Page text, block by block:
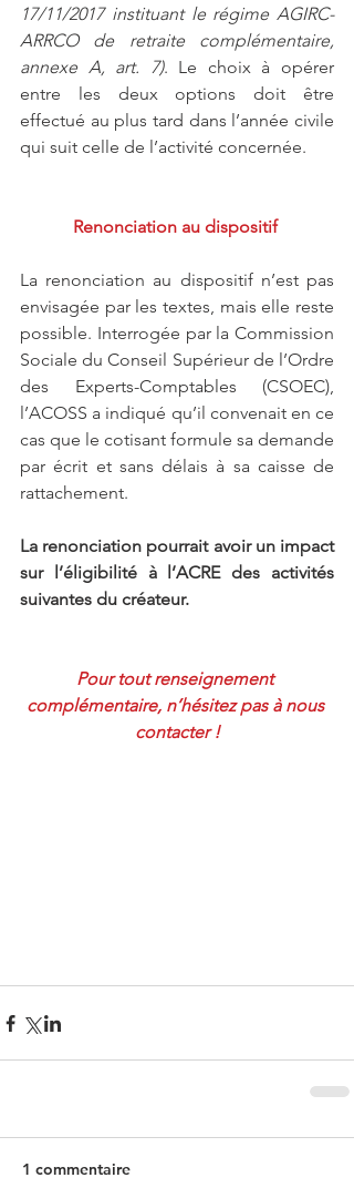
17/11/2017 instituant le régime AGIRC-
ARRCO de retraite complémentaire,
annexe A, art. 7). Le choix à opérer
entre les deux options doit être
effectué au plus tard dans l’année civile
qui suit celle de l’activité concernée.
Renonciation au dispositif
La renonciation au dispositif n’est pas
envisagée par les textes, mais elle reste
possible. Interrogée par la Commission
Sociale du Conseil Supérieur de l’Ordre
des Experts-Comptables (CSOEC),
l’ACOSS a indiqué qu’il convenait en ce
cas que le cotisant formule sa demande
par écrit et sans délais à sa caisse de
rattachement.
La renonciation pourrait avoir un impact
sur l’éligibilité à l’ACRE des activités
suivantes du créateur.
Pour tout renseignement
complémentaire, n’hésitez pas à nous
contacter !
1 commentaire